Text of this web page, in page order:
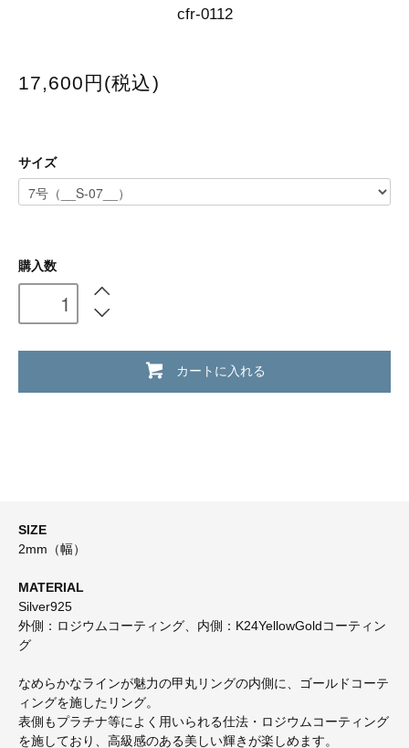
cfr-0112
17,600円(税込)
サイズ
購入数
カートに入れる
SIZE
2mm（幅）
MATERIAL
Silver925
外側：ロジウムコーティング、内側：K24YellowGoldコーティン
グ
なめらかなラインが魅力の甲丸リングの内側に、ゴールドコーテ
ィングを施したリング。
表側もプラチナ等によく用いられる仕法・ロジウムコーティング
を施しており、高級感のある美しい輝きが楽しめます。